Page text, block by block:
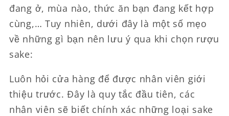
đang ở, mùa nào, thức ăn bạn đang kết hợp
cùng,… Tuy nhiên, dưới đây là một số mẹo
về những gì bạn nên lưu ý qua khi chọn rượu
sake:
Luôn hỏi cửa hàng để được nhân viên giới
thiệu trước. Đây là quy tắc đầu tiên, các
nhân viên sẽ biết chính xác những loại sake